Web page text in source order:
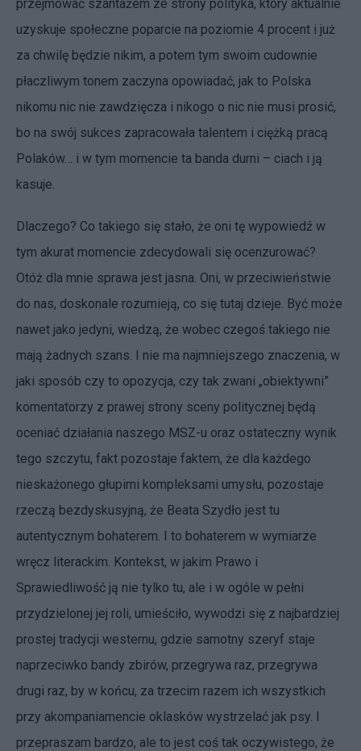
przejmować szantażem ze strony polityka, który aktualnie
uzyskuje społeczne poparcie na poziomie 4 procent i już
za chwilę będzie nikim, a potem tym swoim cudownie
płaczliwym tonem zaczyna opowiadać, jak to Polska
nikomu nic nie zawdzięcza i nikogo o nic nie musi prosić,
bo na swój sukces zapracowała talentem i ciężką pracą
Polaków… i w tym momencie ta banda durni – ciach i ją
kasuje.
Dlaczego? Co takiego się stało, że oni tę wypowiedź w
tym akurat momencie zdecydowali się ocenzurować?
Otóż dla mnie sprawa jest jasna. Oni, w przeciwieństwie
do nas, doskonale rozumieją, co się tutaj dzieje. Być może
nawet jako jedyni, wiedzą, że wobec czegoś takiego nie
mają żadnych szans. I nie ma najmniejszego znaczenia, w
jaki sposób czy to opozycja, czy tak zwani „obiektywni”
komentatorzy z prawej strony sceny politycznej będą
oceniać działania naszego MSZ-u oraz ostateczny wynik
tego szczytu, fakt pozostaje faktem, że dla każdego
nieskażonego głupimi kompleksami umysłu, pozostaje
rzeczą bezdyskusyjną, że Beata Szydło jest tu
autentycznym bohaterem. I to bohaterem w wymiarze
wręcz literackim. Kontekst, w jakim Prawo i
Sprawiedliwość ją nie tylko tu, ale i w ogóle w pełni
przydzielonej jej roli, umieściło, wywodzi się z najbardziej
prostej tradycji westernu, gdzie samotny szeryf staje
naprzeciwko bandy zbirów, przegrywa raz, przegrywa
drugi raz, by w końcu, za trzecim razem ich wszystkich
przy akompaniamencie oklasków wystrzelać jak psy. I
przepraszam bardzo, ale to jest coś tak oczywistego, że